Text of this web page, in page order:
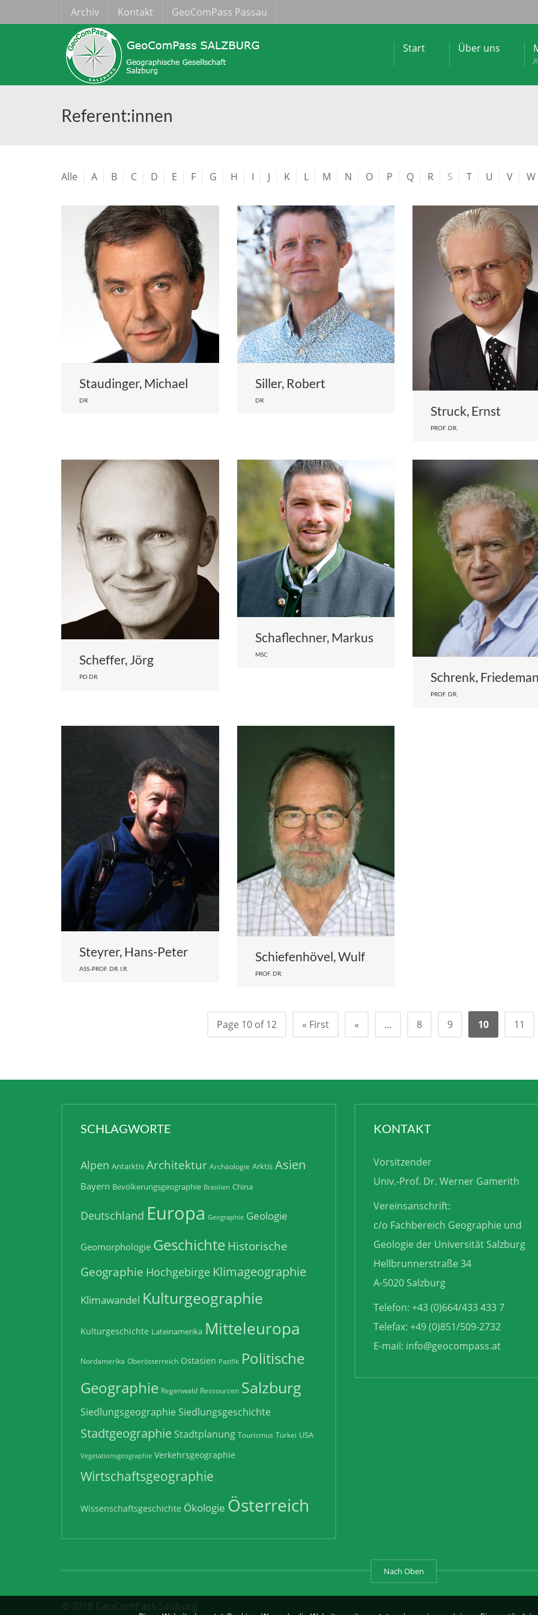
Archiv Kontakt GeoComPass Passau
Start Über uns
Referent:innen
Alle A B C D E F G H I J K L M N O P Q R S T U V W
Staudinger, Michael
DR.
Siller, Robert
DR.
Struck, Ernst
PROF. DR.
Scheffer, Jörg
PD DR.
Schaflechner, Markus
MSC
Schrenk,
PROF. DR.
Steyrer, Hans-Peter
ASS.-PROF. DR. I.R.
Schiefenhövel, Wulf
PROF. DR.
Page 10 of 12 « First « ... 8 9 10 11
SCHLAGWORTE
Alpen Antarktis Architektur Archäologie Arktis Asien
Bayern Bevölkerungsgeographie Brasilien China
Deutschland Europa Geographie Geologie
Geomorphologie GeschichteHistorische
Geographie Hochgebirge Klimageographie
Klimawandel Kulturgeographie
Kulturgeschichte Lateinamerika Mitteleuropa
Nordamerika Oberösterreich Ostasien Pazifik Politische
Geographie Regenwald Ressourcen Salzburg
Siedlungsgeographie Siedlungsgeschichte
Stadtgeographie Stadtplanung Tourismus Türkei USA
Vegetationsgeographie Verkehrsgeographie
Wirtschaftsgeographie
Wissenschaftsgeschichte Ökologie Österreich
KONTAKT
Vorsitzender
Univ.-Prof. Dr. Werner Gamerith
Vereinsanschrift:
c/o Fachbereich Geographie und
Geologie der Universität Salzburg
Hellbrunnerstraße 34
A-5020 Salzburg
Telefon: +43 (0)664/433 433 7
Telefax: +49 (0)851/509-2732
E-mail: info@geocompass.at
Nach Oben
© 2018 GeoComPass Salzburg